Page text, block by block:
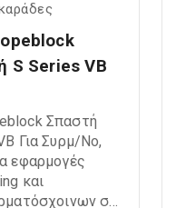
S Series VΒ
Σπαστή
Για Συρμ/Νο,
εφαρμογές
και
σε